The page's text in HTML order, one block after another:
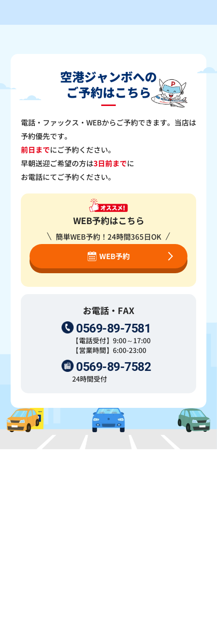
空港ジャンボへの
ご予約はこちら
電話・ファックス・WEBからご予約できます。当店は
予約優先です。
前日までにご予約ください。
早朝送迎ご希望の方は3日前までに
お電話にてご予約ください。
WEB予約はこちら
簡単WEB予約！24時間365日OK
WEB予約
お電話・FAX
0569-89-7581
【電話受付】9:00～17:00
【営業時間】6:00-23:00
0569-89-7582
24時間受付